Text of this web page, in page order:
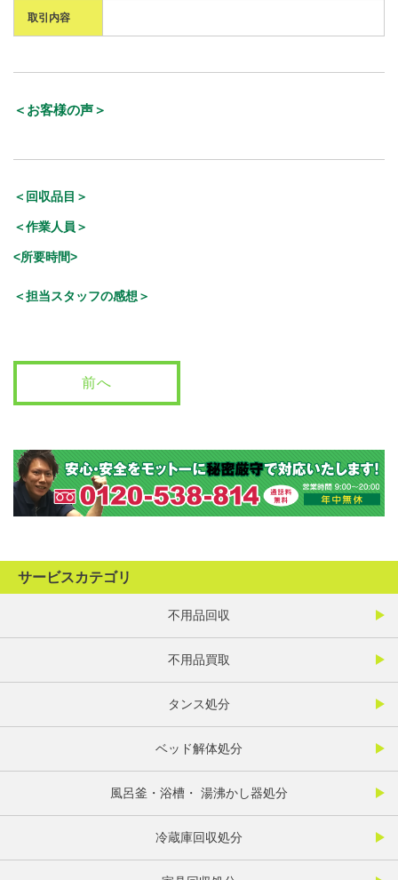
取引内容
＜お客様の声＞
＜回収品目＞
＜作業人員＞
<所要時間>
＜担当スタッフの感想＞
前へ
サービスカテゴリ
不用品回収
不用品買取
タンス処分
ベッド解体処分
風呂釜・浴槽・ 湯沸かし器処分
冷蔵庫回収処分